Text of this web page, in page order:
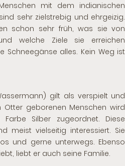
mit dem indianischen
sehr zielstrebig und ehrgeizig.
schon sehr früh, was sie von
welche Ziele sie erreichen
Schneegänse alles. Kein Weg ist
gilt als verspielt und
Otter geborenen Menschen wird
Silber zugeordnet. Diese
meist vielseitig interessiert. Sie
und gerne unterwegs. Ebenso
liebt er auch seine Familie.